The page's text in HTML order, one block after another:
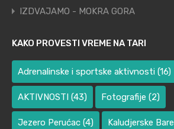
IZDVAJAMO - MOKRA GORA
KAKO PROVESTI VREME NA TARI
Adrenalinske i sportske aktivnosti (16)
AKTIVNOSTI (43) Fotografije (2)
Jezero Perućac (4) Kaludjerske Bare